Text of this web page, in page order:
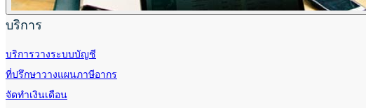
บริการ
บริการวางระบบบัญชี
ที่ปรึกษาวางแผนภาษีอากร
จัดทำเงินเดือน